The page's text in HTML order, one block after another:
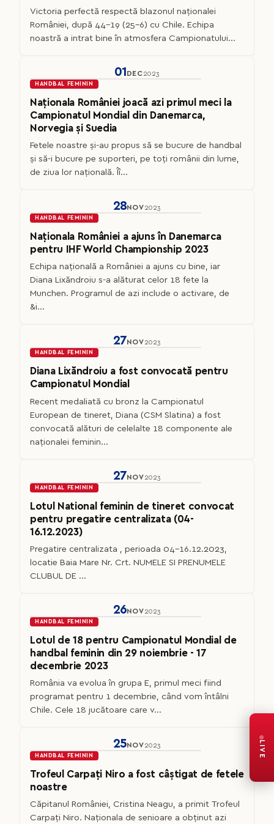
Victoria perfectă respectă blazonul naționalei
României, după 44-19 (25-6) cu Chile. Echipa
noastră a intrat bine în atmosfera Campionatului...
01 DEC2023
HANDBAL FEMININ
Naționala României joacă azi primul meci la
Campionatul Mondial din Danemarca,
Norvegia și Suedia
Fetele noastre și-au propus să se bucure de handbal
și să-i bucure pe suporteri, pe toți românii din lume,
de ziua lor națională. Îî...
28NOV2023
HANDBAL FEMININ
Naționala României a ajuns în Danemarca
pentru IHF World Championship 2023
Echipa națională a României a ajuns cu bine, iar
Diana Lixăndroiu s-a alăturat celor 18 fete la
Munchen. Programul de azi include o activare, de
&i...
27 NOV2023
HANDBAL FEMININ
Diana Lixăndroiu a fost convocată pentru
Campionatul Mondial
Recent medaliată cu bronz la Campionatul
European de tineret, Diana (CSM Slatina) a fost
convocată alături de celelalte 18 componente ale
naționalei feminin...
27NOV2023
HANDBAL FEMININ
Lotul National feminin de tineret convocat
pentru pregatire centralizata (04-
16.12.2023)
Pregatire centralizata , perioada 04-16.12.2023,
locatie Baia Mare Nr. Crt. NUMELE SI PRENUMELE
CLUBUL DE ...
26NOV2023
HANDBAL FEMININ
Lotul de 18 pentru Campionatul Mondial de
handbal feminin din 29 noiembrie - 17
decembrie 2023
România va evolua în grupa E, primul meci fiind
programat pentru 1 decembrie, când vom întâlni
Chile. Cele 18 jucătoare care v...
25NOV2023
HANDBAL FEMININ
Trofeul Carpați Niro a fost câștigat de fetele
noastre
Căpitanul României, Cristina Neagu, a primit Trofeul
Carpați Niro. Naționala de senioare a obținut azi
LIVE